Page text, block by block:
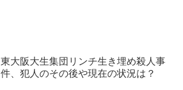
東大阪大生集団リンチ生き埋め殺人事
件、犯人のその後や現在の状況は？